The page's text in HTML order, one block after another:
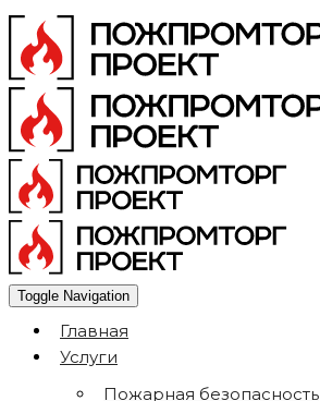
Toggle Navigation
Главная
Услуги
Пожарная безопасность